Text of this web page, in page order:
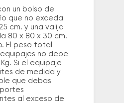
un bolso de
que no exceda
cm. y una valija
80 x 80 x 30 cm.
El peso total
no debe
Si el equipaje
de medida y
que debas
al exceso de